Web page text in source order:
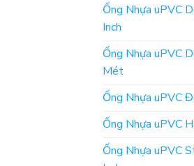
Ống Nhựa uPVC
Inch
Ống Nhựa uPVC
Mét
Ống Nhựa uPVC
Ống Nhựa uPVC
Ống Nhựa uPVC
VAN MINH HÒA
[Báo Giá] Vòi Máy Giặt
Hòa Giá Tốt